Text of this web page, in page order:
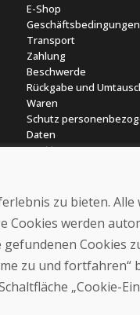
E-Shop
Geschäftsbedingungen
Transport
Zahlung
Beschwerde
Rückgabe und
Waren
Schutz
Daten
Cookies
DOMIVOSPORT 2026, Alle
Website-Erstellung
zu bieten. Alle
Cookies werden
Cookies
zu und fortfahren“
„Cookie-